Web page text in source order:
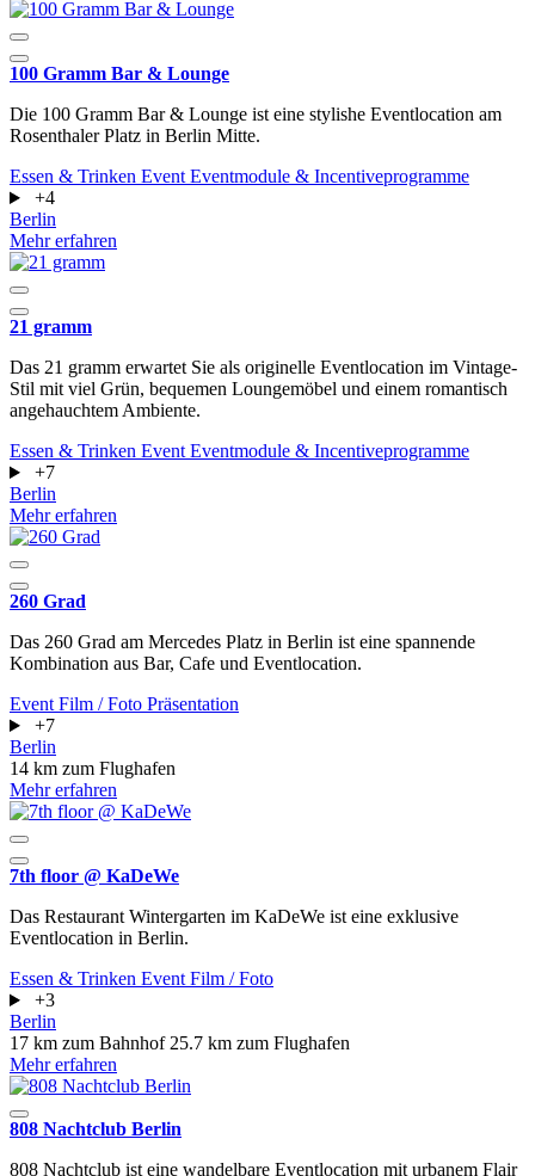
100 Gramm Bar & Lounge
Die 100 Gramm Bar & Lounge ist eine stylishe Eventlocation am
Rosenthaler Platz in Berlin Mitte.
Essen & Trinken Event Eventmodule & Incentiveprogramme
+4
Berlin
Mehr erfahren
21 gramm
Das 21 gramm erwartet Sie als originelle Eventlocation im Vintage-
Stil mit viel Grün, bequemen Loungemöbel und einem romantisch
angehauchtem Ambiente.
Essen & Trinken Event Eventmodule & Incentiveprogramme
+7
Berlin
Mehr erfahren
260 Grad
Das 260 Grad am Mercedes Platz in Berlin ist eine spannende
Kombination aus Bar, Cafe und Eventlocation.
Event Film / Foto Präsentation
+7
Berlin
14 km zum Flughafen
Mehr erfahren
7th floor @ KaDeWe
Das Restaurant Wintergarten im KaDeWe ist eine exklusive
Eventlocation in Berlin.
Essen & Trinken Event Film / Foto
+3
Berlin
17 km zum Bahnhof 25.7 km zum Flughafen
Mehr erfahren
808 Nachtclub Berlin
808 Nachtclub ist eine wandelbare Eventlocation mit urbanem Flair